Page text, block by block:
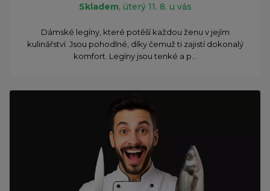
Skladem, úterý 11. 8. u vás
Dámské legíny, které potěší každou ženu v jejím
kulinářství. Jsou pohodlné, díky čemuž ti zajistí dokonalý
komfort. Legíny jsou tenké a p...